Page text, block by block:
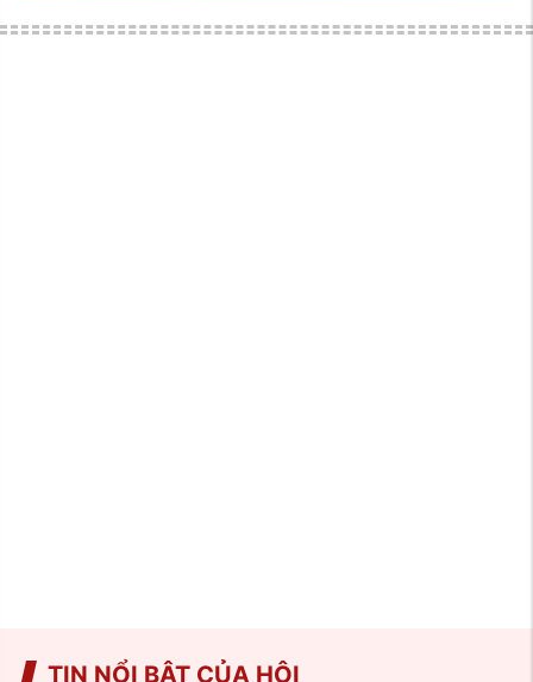
TIN NỔI BẬT CỦA HỘI